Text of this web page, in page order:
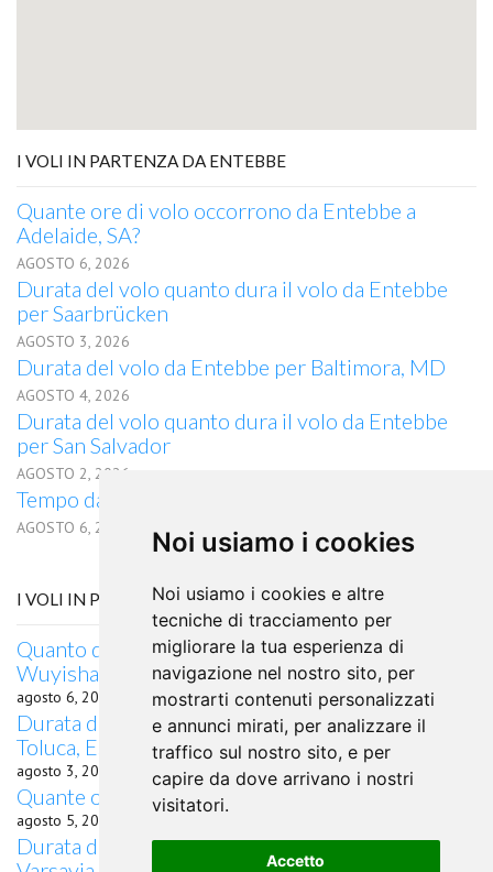
Noi usiamo i cookies
Noi usiamo i cookies e altre
tecniche di tracciamento per
migliorare la tua esperienza di
navigazione nel nostro sito, per
mostrarti contenuti personalizzati
e annunci mirati, per analizzare il
traffico sul nostro sito, e per
capire da dove arrivano i nostri
visitatori.
Accetto
I VOLI IN PARTENZA DA ENTEBBE
Quante ore di volo occorrono da Entebbe a
Adelaide, SA?
AGOSTO 6, 2026
Durata del volo quanto dura il volo da Entebbe
per Saarbrücken
AGOSTO 3, 2026
Durata del volo da Entebbe per Baltimora, MD
AGOSTO 4, 2026
Durata del volo quanto dura il volo da Entebbe
per San Salvador
AGOSTO 2, 2026
Tempo da Entebbe a Albany, NY in aereo
AGOSTO 6, 2026
I VOLI IN PARTENZA DA PALMAS
Quanto dura il volo da Palmas, Cina per
Wuyishan, Brasile
agosto 6, 2026
Durata del volo quanto dura il volo da Palmas per
Toluca, Estado de Mexico
agosto 3, 2026
Quante ore di volo da Palmas a Oviedo?
agosto 5, 2026
Durata del volo quanto dura il volo da Palmas per